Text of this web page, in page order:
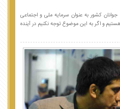
جوانان کشور به عنوان سرمایه ملی و اجتماعی
و اگر به این موضوع توجه نکنیم در آینده